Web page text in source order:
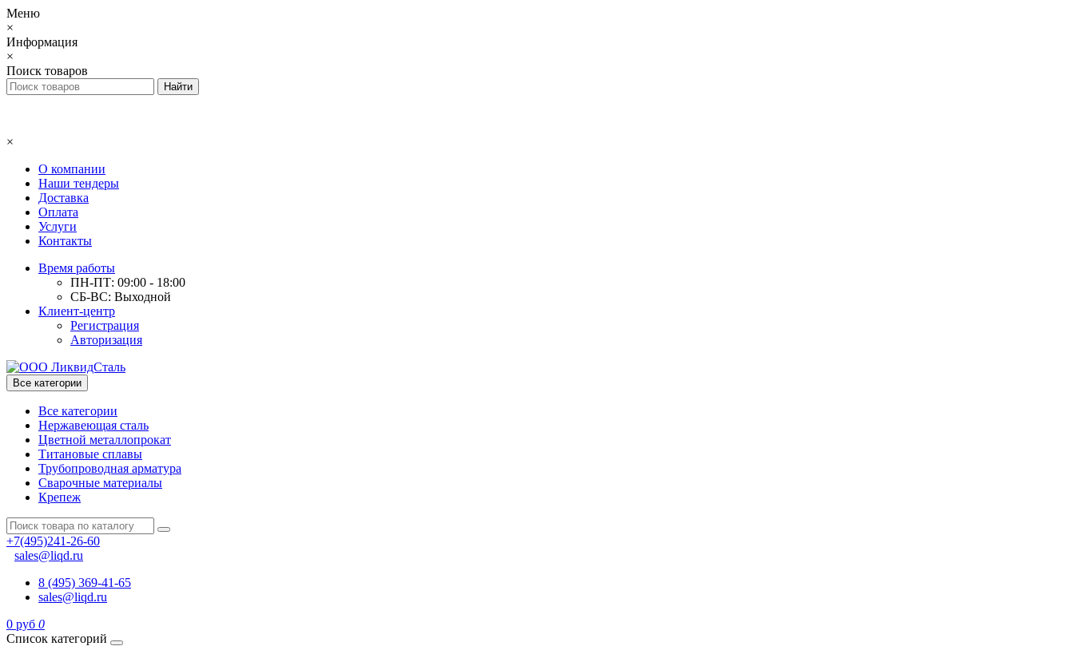
Меню
×
Информация
×
Поиск товаров
×
О компании
Наши тендеры
Доставка
Оплата
Услуги
Контакты
Время работы
ПН-ПТ: 09:00 - 18:00
СБ-ВС: Выходной
Клиент-центр
Регистрация
Авторизация
Все категории
Все категории
Нержавеющая сталь
Цветной металлопрокат
Титановые сплавы
Трубопроводная арматура
Сварочные материалы
Крепеж
+7(495)241-26-60
sales@liqd.ru
8 (495) 369-41-65
sales@liqd.ru
0 руб 0
Список категорий